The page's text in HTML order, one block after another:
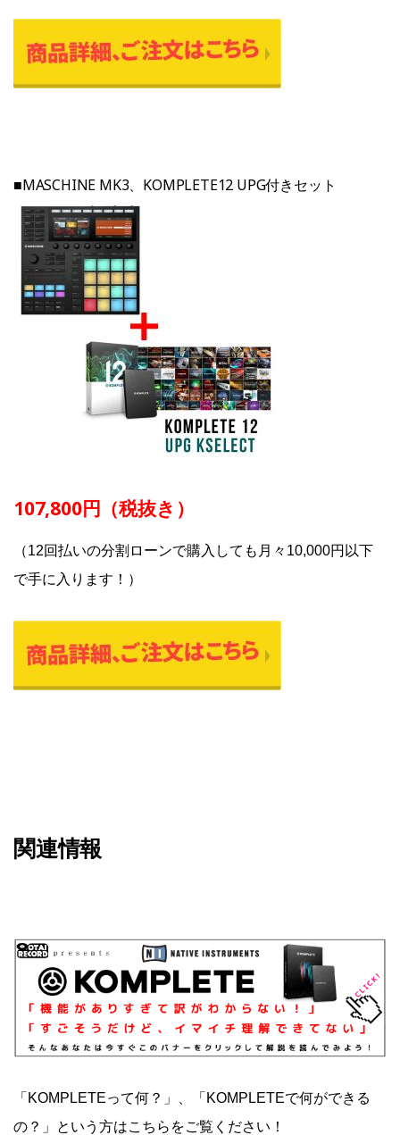
■MASCHINE MK3、KOMPLETE12 UPG付きセット
107,800円（税抜き）
（12回払いの分割ローンで購入しても月々10,000円以下
で手に入ります！）
関連情報
「KOMPLETEって何？」、「KOMPLETEで何ができる
の？」という方はこちらをご覧ください！